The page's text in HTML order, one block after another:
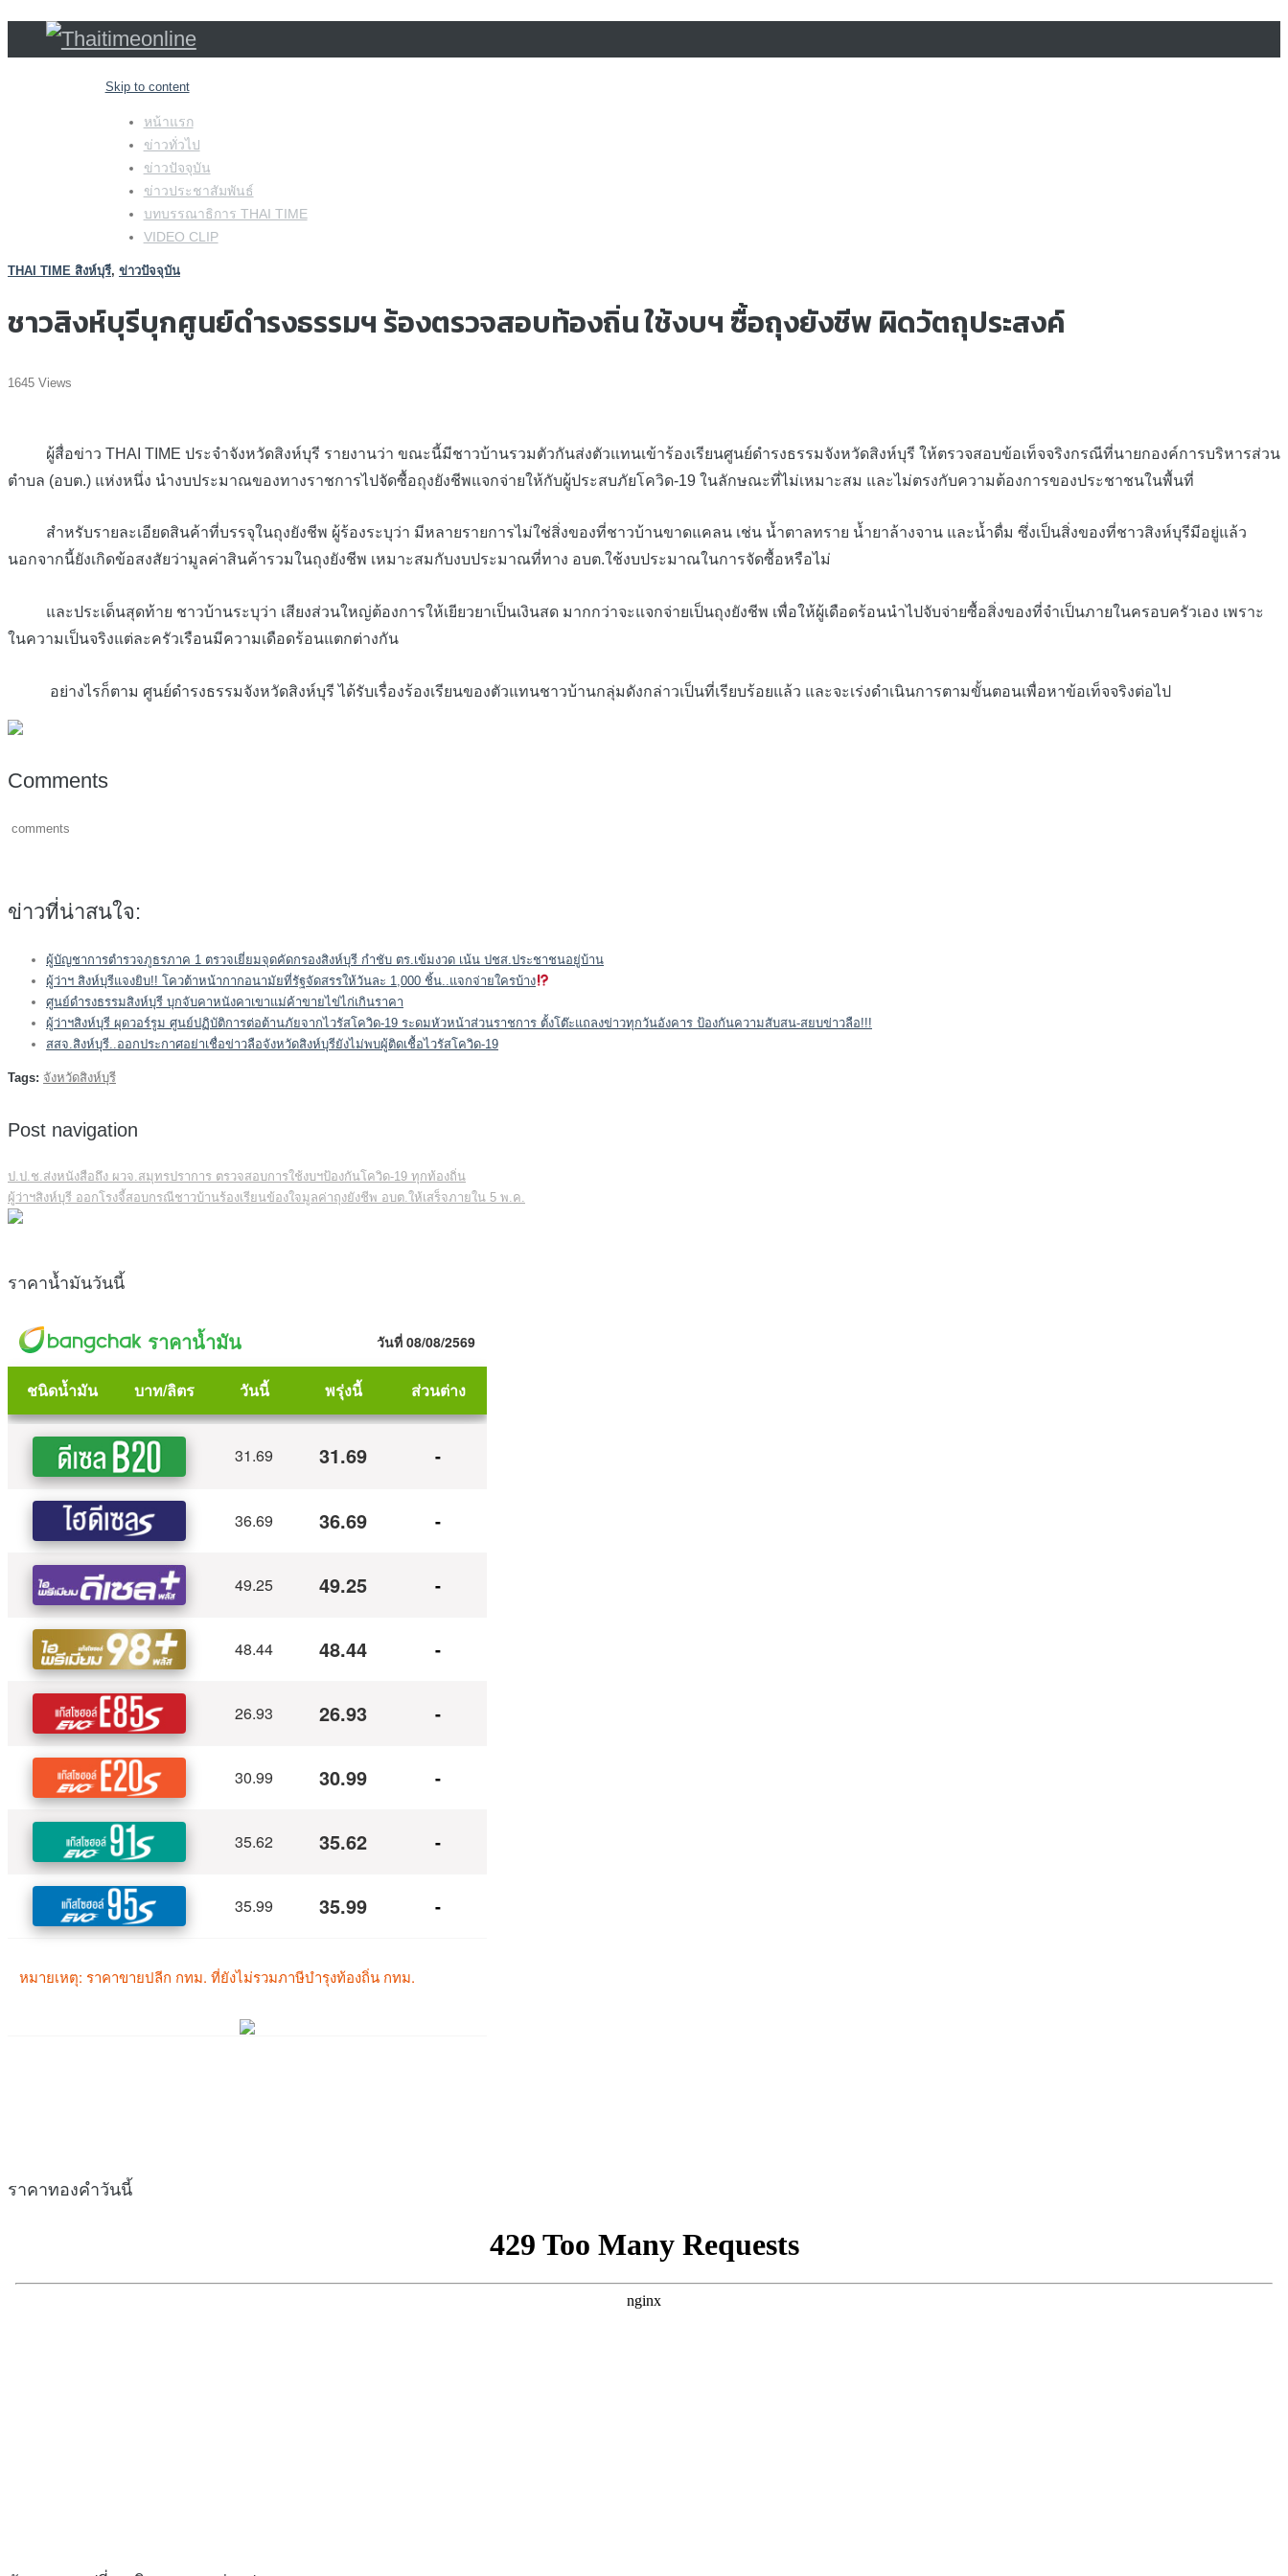
Skip to content
หน้าแรก
ข่าวทั่วไป
ข่าวปัจจุบัน
ข่าวประชาสัมพันธ์
บทบรรณาธิการ THAI TIME
VIDEO CLIP
THAI TIME สิงห์บุรี, ข่าวปัจจุบัน
ชาวสิงห์บุรีบุกศูนย์ดำรงธรรมฯ ร้องตรวจสอบท้องถิ่น ใช้งบฯ ซื้อถุงยังชีพ ผิดวัตถุประสงค์
1645 Views
ผู้สื่อข่าว THAI TIME ประจำจังหวัดสิงห์บุรี รายงานว่า ขณะนี้มีชาวบ้านรวมตัวกันส่งตัวแทนเข้าร้องเรียนศูนย์ดำรงธรรมจังหวัดสิงห์บุรี ให้ตรวจสอบข้อเท็จจริงกรณีที่นายกองค์การบริหารส่วน
ตำบล (อบต.) แห่งหนึ่ง นำงบประมาณของทางราชการไปจัดซื้อถุงยังชีพแจกจ่ายให้กับผู้ประสบภัยโควิด-19 ในลักษณะที่ไม่เหมาะสม และไม่ตรงกับความต้องการของประชาชนในพื้นที่
สำหรับรายละเอียดสินค้าที่บรรจุในถุงยังชีพ ผู้ร้องระบุว่า มีหลายรายการไม่ใช่สิ่งของที่ชาวบ้านขาดแคลน เช่น น้ำตาลทราย น้ำยาล้างจาน และน้ำดื่ม ซึ่งเป็นสิ่งของที่ชาวสิงห์บุรีมีอยู่แล้ว
นอกจากนี้ยังเกิดข้อสงสัยว่ามูลค่าสินค้ารวมในถุงยังชีพ เหมาะสมกับงบประมาณที่ทาง อบต.ใช้งบประมาณในการจัดซื้อหรือไม่
และประเด็นสุดท้าย ชาวบ้านระบุว่า เสียงส่วนใหญ่ต้องการให้เยียวยาเป็นเงินสด มากกว่าจะแจกจ่ายเป็นถุงยังชีพ เพื่อให้ผู้เดือดร้อนนำไปจับจ่ายซื้อสิ่งของที่จำเป็นภายในครอบครัวเอง เพราะ
ในความเป็นจริงแต่ละครัวเรือนมีความเดือดร้อนแตกต่างกัน
อย่างไรก็ตาม ศูนย์ดำรงธรรมจังหวัดสิงห์บุรี ได้รับเรื่องร้องเรียนของตัวแทนชาวบ้านกลุ่มดังกล่าวเป็นที่เรียบร้อยแล้ว และจะเร่งดำเนินการตามขั้นตอนเพื่อหาข้อเท็จจริงต่อไป
Comments
comments
ข่าวที่น่าสนใจ:
ผู้บัญชาการตำรวจภูธรภาค 1 ตรวจเยี่ยมจุดคัดกรองสิงห์บุรี กำชับ ตร.เข้มงวด เน้น ปชส.ประชาชนอยู่บ้าน
ผู้ว่าฯ สิงห์บุรีแจงยิบ!! โควต้าหน้ากากอนามัยที่รัฐจัดสรรให้วันละ 1,000 ชิ้น..แจกจ่ายใครบ้าง
ศูนย์ดำรงธรรมสิงห์บุรี บุกจับคาหนังคาเขาแม่ค้าขายไข่ไก่เกินราคา
ผู้ว่าฯสิงห์บุรี ผุดวอร์รูม ศูนย์ปฏิบัติการต่อต้านภัยจากไวรัสโควิด-19 ระดมหัวหน้าส่วนราชการ ตั้งโต๊ะแถลงข่าวทุกวันอังคาร ป้องกันความสับสน-สยบข่าวลือ!!!
สสจ.สิงห์บุรี..ออกประกาศอย่าเชื่อข่าวลือจังหวัดสิงห์บุรียังไม่พบผู้ติดเชื้อไวรัสโควิด-19
Tags: จังหวัดสิงห์บุรี
Post navigation
ป.ป.ช.ส่งหนังสือถึง ผวจ.สมุทรปราการ ตรวจสอบการใช้งบฯป้องกันโควิด-19 ทุกท้องถิ่น
ผู้ว่าฯสิงห์บุรี ออกโรงจี้สอบกรณีชาวบ้านร้องเรียนข้องใจมูลค่าถุงยังชีพ อบต.ให้เสร็จภายใน 5 พ.ค.
ราคาน้ำมันวันนี้
ราคาทองคำวันนี้